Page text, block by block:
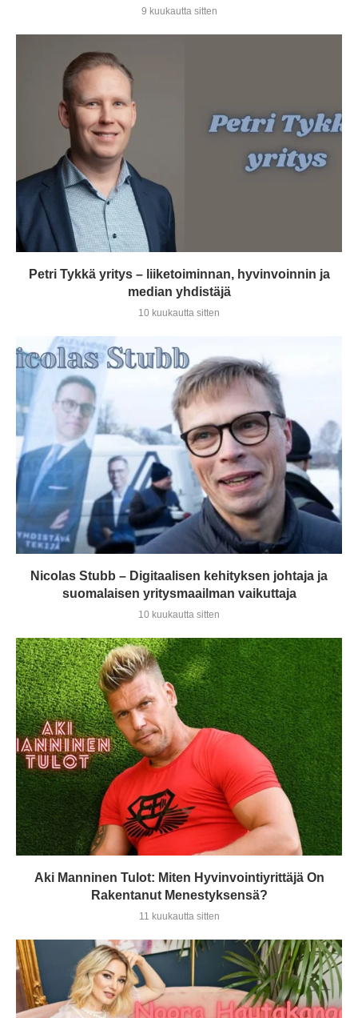
9 kuukautta sitten
Petri Tykkä yritys – liiketoiminnan, hyvinvoinnin ja
median yhdistäjä
10 kuukautta sitten
Nicolas Stubb – Digitaalisen kehityksen johtaja ja
suomalaisen yritysmaailman vaikuttaja
10 kuukautta sitten
Aki Manninen Tulot: Miten Hyvinvointiyrittäjä On
Rakentanut Menestyksensä?
11 kuukautta sitten